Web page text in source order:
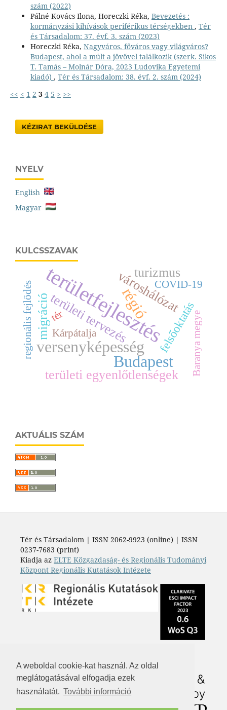
A weboldal cookie-kat használ. Az oldal
meglátogatásával elfogadja ezek
használatát. További információ
szám (2022)
Pálné Kovács Ilona, Horeczki Réka, Bevezetés :
kormányzási kihívások periférikus térségekben , Tér
és Társadalom: 37. évf. 3. szám (2023)
Horeczki Réka, Nagyváros, főváros vagy világváros?
Budapest, ahol a múlt a jövővel találkozik (szerk. Sikos
T. Tamás – Molnár Dóra, 2023 Ludovika Egyetemi
kiadó) , Tér és Társadalom: 38. évf. 2. szám (2024)
<< < 1 2 3 4 5 > >>
KÉZIRAT BEKÜLDÉSE
NYELV
English
Magyar
KULCSSZAVAK
területfejlesztés
versenyképesség
Budapest
régió
területi egyenlőtlenségek
városhálózat
területi tervezés
migráció
turizmus
felsőoktatás
COVID-19
regionális fejlődés Baranya megye
tér
Kárpátalja
AKTUÁLIS SZÁM
Tér és Társadalom | ISSN 2062-9923 (online) | ISSN
0237-7683 (print)
Kiadja az ELTE Közgazdaság- és Regionális Tudományi
Központ Regionális Kutatások Intézete